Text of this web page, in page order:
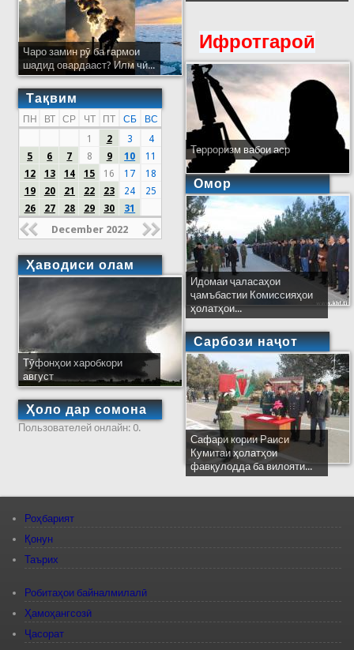
Чаро замин рӯ ба гармои
шадид овардааст? Илм чӣ...
Тақвим
ПН ВТ СР ЧТ ПТ СБ
ВС
1
2 3
4
5
6 7 8 9 10
11
12
13 14 15 16 17
18
19
20 21 22 23 24
25
26
27 28 29 30 31
December 2022
Ҳаводиси олам
Тӯфонҳои харобкори
август
Ҳоло дар сомона
Пользователей онлайн: 0.
Ифротгароӣ
Терроризм вабои аср
Омор
Идомаи ҷаласаҳои
ҷамъбастии Комиссияҳои
ҳолатҳои...
Сарбози наҷот
Сафари кории Раиси
Кумитаи ҳолатҳои
фавқулодда ба вилояти...
Роҳбарият
Қонун
Таърих
Робитаҳои байналмилалӣ
Ҳамоҳангсозӣ
Ҷасорат